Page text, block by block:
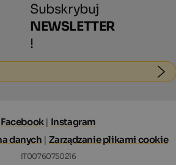
Subskrybuj
NEWSLETTER
!
Facebook | Instagram
danych | Zarządzanie plikami cookie
IT00760750216